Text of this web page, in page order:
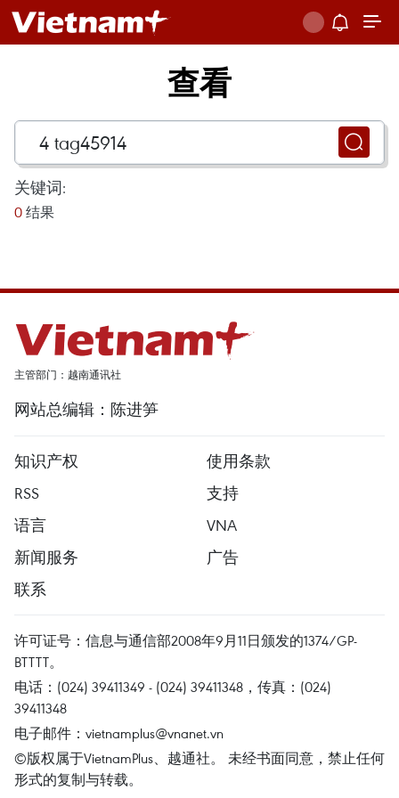
查看
关键词:
0 结果
主管部门：越南通讯社
网站总编辑：陈进笋
知识产权
使用条款
RSS
支持
语言
VNA
新闻服务
广告
联系
许可证号：信息与通信部2008年9月11日颁发的1374/GP-
BTTTT。
电话：(024) 39411349 - (024) 39411348，传真：(024)
39411348
电子邮件： vietnamplus@vnanet.vn
©版权属于VietnamPlus、越通社。 未经书面同意，禁止任何
形式的复制与转载。